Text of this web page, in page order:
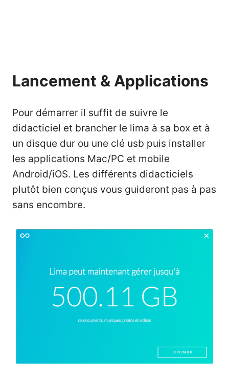
Lancement & Applications
Pour démarrer il suffit de suivre le
didacticiel et brancher le lima à sa box et à
un disque dur ou une clé usb puis installer
les applications Mac/PC et mobile
Android/iOS. Les différents didacticiels
plutôt bien conçus vous guideront pas à pas
sans encombre.